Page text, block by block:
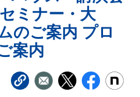
ミナー・大
のご案内 プロ
案内